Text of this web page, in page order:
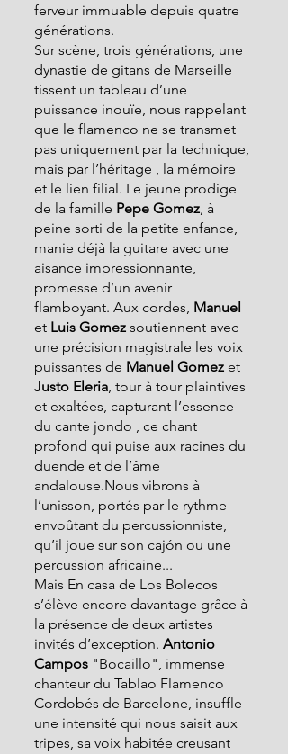
ferveur immuable depuis quatre
générations.
Sur scène, trois générations, une
dynastie de gitans de Marseille
tissent un tableau d’une
puissance inouïe, nous rappelant
que le flamenco ne se transmet
pas uniquement par la technique,
mais par l’héritage , la mémoire
et le lien filial. Le jeune prodige
de la famille Pepe Gomez, à
peine sorti de la petite enfance,
manie déjà la guitare avec une
aisance impressionnante,
promesse d’un avenir
flamboyant. Aux cordes, Manuel
et Luis Gomez soutiennent avec
une précision magistrale les voix
puissantes de Manuel Gomez et
Justo Eleria, tour à tour plaintives
et exaltées, capturant l’essence
du cante jondo , ce chant
profond qui puise aux racines du
duende et de l’âme
andalouse.Nous vibrons à
l’unisson, portés par le rythme
envoûtant du percussionniste,
qu’il joue sur son cajón ou une
percussion africaine...
Mais En casa de Los Bolecos
s’élève encore davantage grâce à
la présence de deux artistes
invités d’exception. Antonio
Campos "Bocaillo", immense
chanteur du Tablao Flamenco
Cordobés de Barcelone, insuffle
une intensité qui nous saisit aux
tripes, sa voix habitée creusant